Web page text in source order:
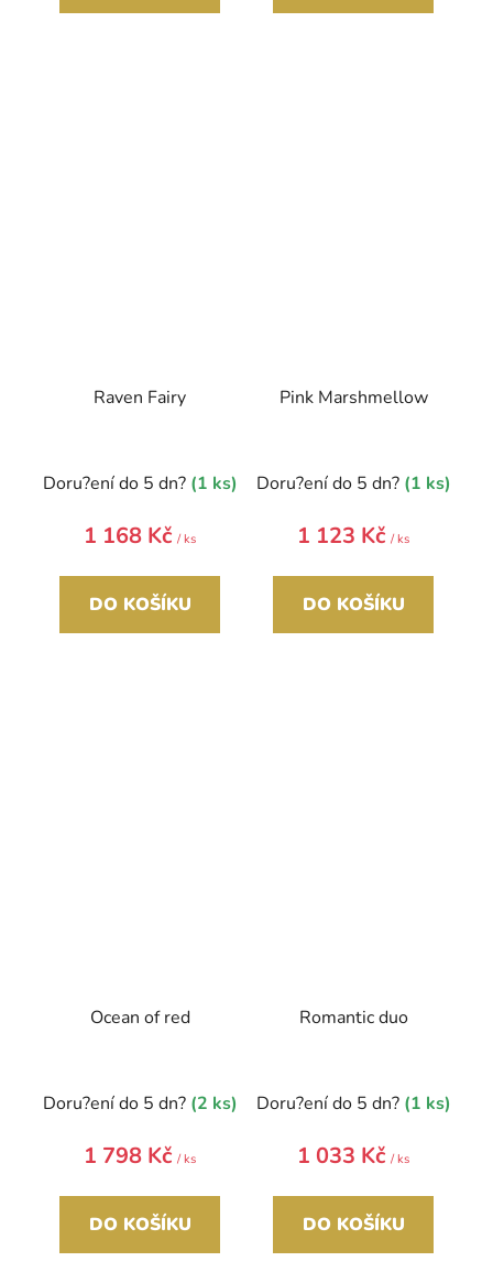
Raven Fairy
Doru?ení do 5 dn? (1 ks)
1 168 Kč / ks
DO KOŠÍKU
Pink Marshmellow
Doru?ení do 5 dn? (1 ks)
1 123 Kč / ks
DO KOŠÍKU
Ocean of red
Doru?ení do 5 dn? (2 ks)
1 798 Kč / ks
DO KOŠÍKU
Romantic duo
Doru?ení do 5 dn? (1 ks)
1 033 Kč / ks
DO KOŠÍKU